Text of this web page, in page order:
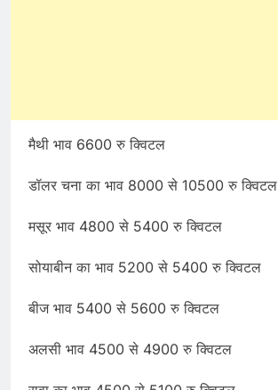
मैथी भाव 6600 रु क्विटल
डॉलर चना का भाव 8000 से 10500 रु क्विटल
मसूर भाव 4800 से 5400 रु क्विटल
सोयाबीन का भाव 5200 से 5400 रु क्विटल
बीज भाव 5400 से 5600 रु क्विटल
अलसी भाव 4500 से 4900 रु क्विटल